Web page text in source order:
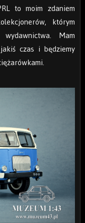
to moim zdaniem
którym
Mam
czas i będziemy